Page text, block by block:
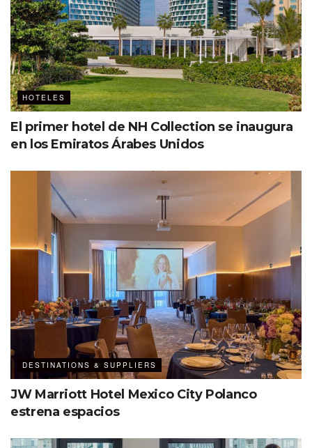
HOTELES
El primer hotel de NH Collection se inaugura
en los Emiratos Árabes Unidos
DESTINATIONS & SUPPLIERS
JW Marriott Hotel Mexico City Polanco
estrena espacios